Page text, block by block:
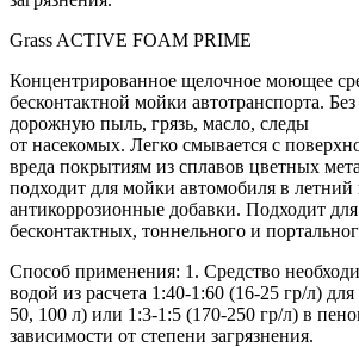
Grass ACTIVE FOAM PRIME
Концентрированное щелочное моющее
бесконтактной мойки автотранспорта. Без
дорожную пыль, грязь, масло, следы
от насекомых. Легко смывается с
вреда покрытиям из сплавов цветных
подходит для мойки автомобиля в
антикоррозионные добавки. Подходит
бесконтактных, тоннельного и
Способ применения: 1. Средство
водой из расчета 1:40-1:60 (16-25 гр/л)
50, 100 л) или 1:3-1:5 (170-250 гр/л) в
зависимости от степени загрязнения.